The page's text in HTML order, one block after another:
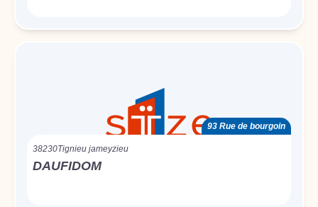
93 Rue de bourgoin
38230Tignieu jameyzieu
DAUFIDOM